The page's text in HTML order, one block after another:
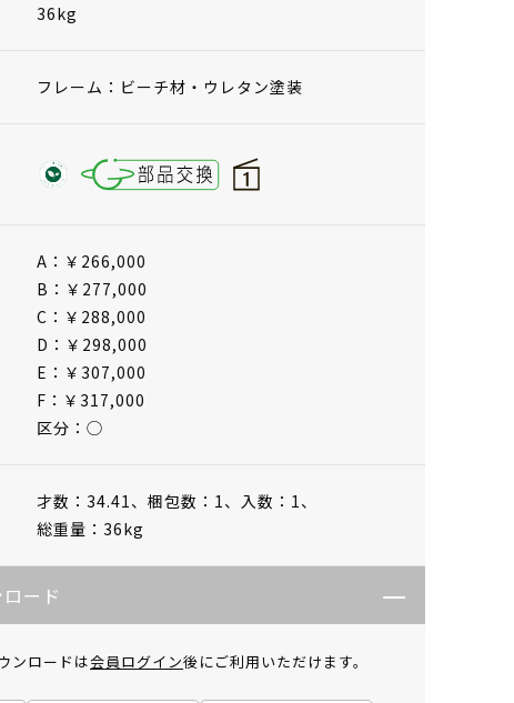
36kg
フレーム：ビーチ材・ウレタン塗装
A：￥266,000
B：￥277,000
C：￥288,000
D：￥298,000
E：￥307,000
F：￥317,000
区分：◯
才数：34.41、 梱包数：1、 入数：1、
総重量：36kg
ード
ンロードは会員ログイン後にご利用いただけます。